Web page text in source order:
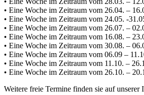
• Eine Woche im Zeitraum vom 26.04. –
• Eine Woche im Zeitraum vom 24.05. -
• Eine Woche im Zeitraum vom 26.07. –
• Eine Woche im Zeitraum vom 16.08. –
• Eine Woche im Zeitraum vom 30.08. –
• Eine Woche im Zeitraum vom 06.09 –
• Eine Woche im Zeitraum vom 11.10. –
• Eine Woche im Zeitraum vom 26.10. –
Weitere freie Termine finden sie auf unserer